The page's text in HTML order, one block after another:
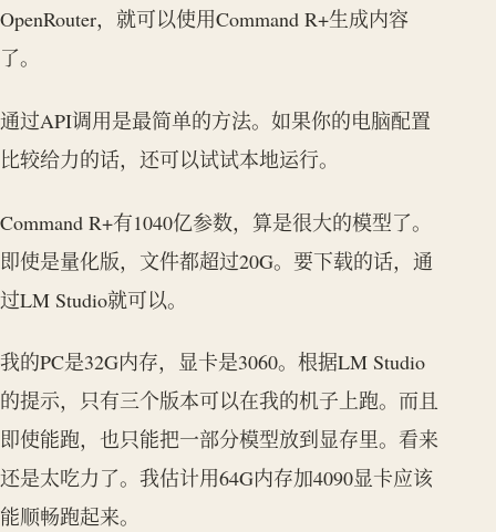
OpenRouter，就可以使用Command R+生成内容
了。
通过API调用是最简单的方法。如果你的电脑配置
比较给力的话，还可以试试本地运行。
Command R+有1040亿参数，算是很大的模型了。
即使是量化版，文件都超过20G。要下载的话，通
过LM Studio就可以。
我的PC是32G内存，显卡是3060。根据LM Studio
的提示，只有三个版本可以在我的机子上跑。而且
即使能跑，也只能把一部分模型放到显存里。看来
还是太吃力了。我估计用64G内存加4090显卡应该
能顺畅跑起来。